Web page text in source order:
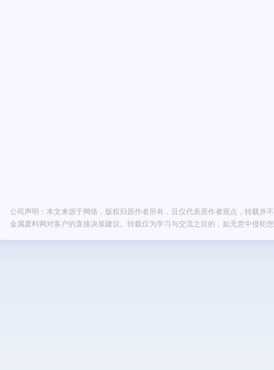
公司声明：本文来源于网络，版权归原作者所有，且仅代表原作者观点，转载
金属废料网对客户的直接决策建议。转载仅为学习与交流之目的，如无意中侵犯